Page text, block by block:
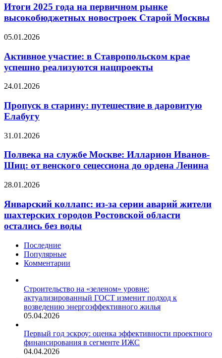
пробелы
в
нормотворчестве
и
кадров
года
на
первичном
высокобюджетных
Старой
Москвы
Итоги 2025 года на первичном рынке
высокобюджетных новостроек Старой Москвы
Активное
в
Ставропольском
крае
реализуются
05.01.2026
Активное участие: в Ставропольском крае
успешно реализуются нацпроекты
Пропуск
старину:
путешествие
в
Елабугу
24.01.2026
Пропуск в старину: путешествие в даровитую
Елабугу
Полвека
службе
Москве:
Илларион
Шиц:
венского
сецессиона
до
Ленина
31.01.2026
Полвека на службе Москве: Илларион Иванов-
Шиц: от венского сецессиона до ордена Ленина
Январский
из-
за
серии
аварий
шахтерских
городов
Ростовской
остались
28.01.2026
Январский коллапс: из-за серии аварий жители
шахтерских городов Ростовской области
остались без воды
Последние
Популярные
Комментарии
Строительство на «зеленом» уровне:
актуализированный ГОСТ изменит подход к
возведению энергоэффективного жилья
05.04.2026
Первый год эскроу: оценка эффективности проектного
финансирования в сегменте ИЖС
04.04.2026